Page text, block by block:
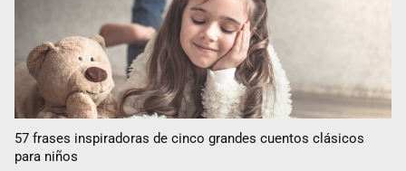
57 frases inspiradoras de cinco grandes cuentos clásicos
para niños